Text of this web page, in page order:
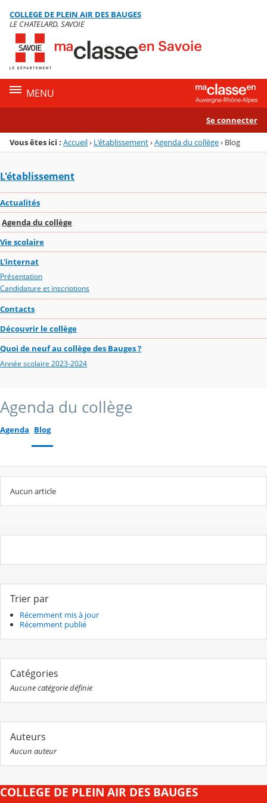
Menu de la rubrique
Contenu
COLLEGE DE PLEIN AIR DES BAUGES
LE CHATELARD, SAVOIE
MENU
Se connecter
Vous êtes ici : Accueil› L'établissement›Agenda du collège› Blog
L'établissement
Actualités
Agenda du collège
Vie scolaire
L'internat
Présentation
Candidature et inscriptions
Contacts
Découvrir le collège
Quoi de neuf au collège des Bauges ?
Année scolaire 2023-2024
Agenda du collège
Agenda Blog
Aucun article
Trier par
Récemment mis à jour
Récemment publié
Catégories
Aucune catégorie définie
Auteurs
Aucun auteur
COLLEGE DE PLEIN AIR DES BAUGES